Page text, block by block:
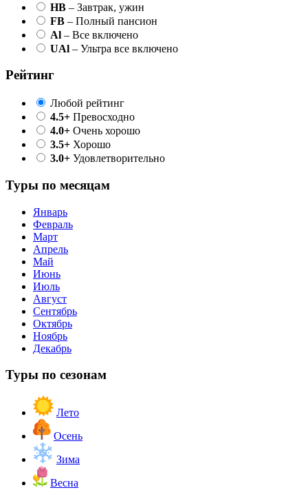
HB – Завтрак, ужин
FB – Полный пансион
Al – Все включено
UAl – Ультра все включено
Рейтинг
Любой рейтинг
4.5+ Превосходно
4.0+ Очень хорошо
3.5+ Хорошо
3.0+ Удовлетворительно
Туры по месяцам
Январь
Февраль
Март
Апрель
Май
Июнь
Июль
Август
Сентябрь
Октябрь
Ноябрь
Декабрь
Туры по сезонам
Лето
Осень
Зима
Весна